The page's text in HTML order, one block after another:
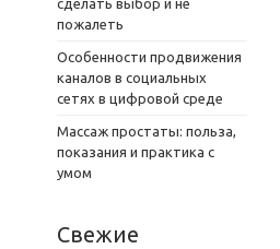
сделать выбор и не
пожалеть
Особенности продвижения
каналов в социальных
сетях в цифровой среде
Массаж простаты: польза,
показания и практика с
умом
Свежие